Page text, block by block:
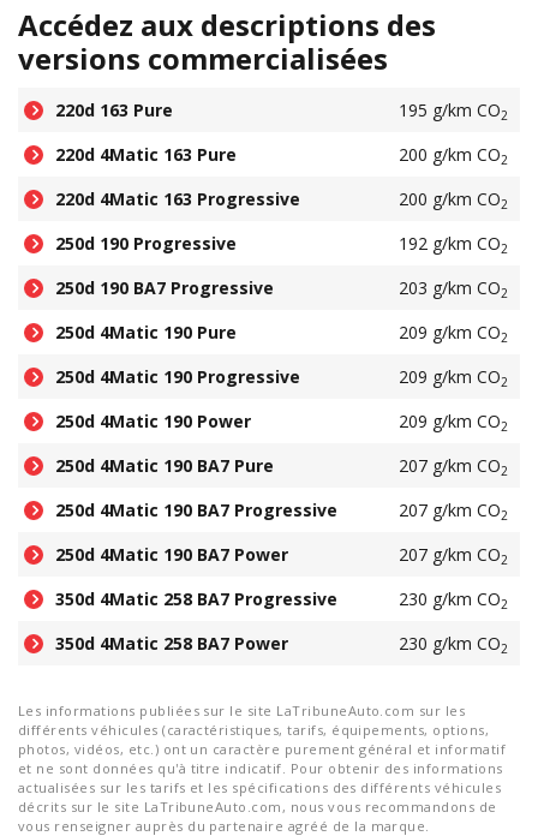
Accédez aux descriptions des
versions commercialisées
220d 163 Pure 195 g/km CO2
220d 4Matic 163 Pure 200 g/km CO2
220d 4Matic 163 Progressive 200 g/km CO2
250d 190 Progressive 192 g/km CO2
250d 190 BA7 Progressive 203 g/km CO2
250d 4Matic 190 Pure 209 g/km CO2
250d 4Matic 190 Progressive 209 g/km CO2
250d 4Matic 190 Power 209 g/km CO2
250d 4Matic 190 BA7 Pure 207 g/km CO2
250d 4Matic 190 BA7 Progressive 207 g/km CO2
250d 4Matic 190 BA7 Power 207 g/km CO2
350d 4Matic 258 BA7 Progressive 230 g/km CO2
350d 4Matic 258 BA7 Power 230 g/km CO2
Les informations publiées sur le site LaTribuneAuto.com sur les
différents véhicules (caractéristiques, tarifs, équipements, options,
photos, vidéos, etc.) ont un caractère purement général et informatif
et ne sont données qu'à titre indicatif. Pour obtenir des informations
actualisées sur les tarifs et les spécifications des différents véhicules
décrits sur le site LaTribuneAuto.com, nous vous recommandons de
vous renseigner auprès du partenaire agréé de la marque.